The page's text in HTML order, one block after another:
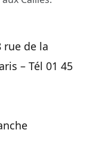
rue de la
– Tél 01 45